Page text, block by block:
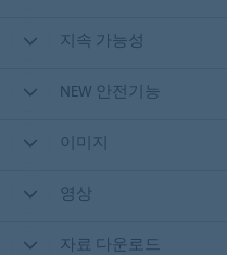
지속 가능성
NEW 안전기능
이미지
영상
자료 다운로드